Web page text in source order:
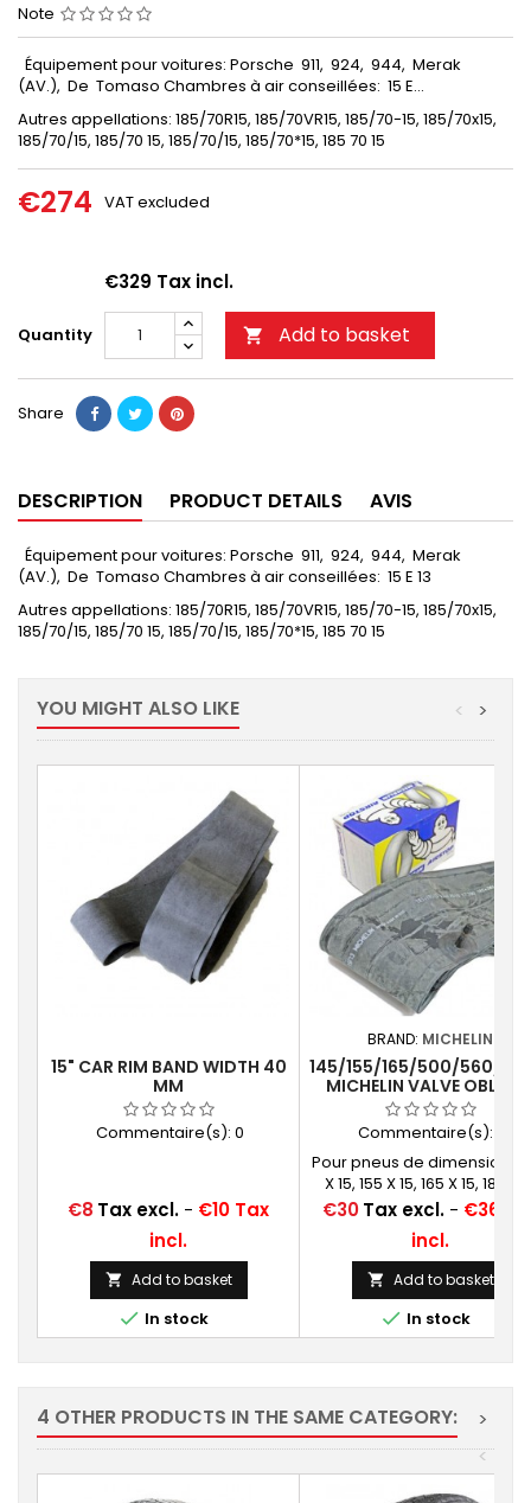
Note
Équipement pour voitures: Porsche 911, 924, 944, Merak
(AV.), De Tomaso Chambres à air conseillées: 15 E...
Autres appellations: 185/70R15, 185/70VR15, 185/70-15, 185/70x15,
185/70/15, 185/70 15, 185/70/15, 185/70*15, 185 70 15
€274 VAT excluded
€329 Tax incl.
Quantity  Add to basket
Share
DESCRIPTION PRODUCT DETAILS AVIS
Équipement pour voitures: Porsche 911, 924, 944, Merak
(AV.), De Tomaso Chambres à air conseillées: 15 E 13
Autres appellations: 185/70R15, 185/70VR15, 185/70-15, 185/70x15,
185/70/15, 185/70 15, 185/70/15, 185/70*15, 185 70 15
YOU MIGHT ALSO LIKE >
<
15" CAR RIM BAND WIDTH 40
MM
Commentaire(s): 0
Price
€8 Tax excl. - €10 Tax
incl.
 Add to basket
 In stock
BRAND: MICHELIN
145/155/165/500/560/
MICHELIN VALVE
CAOUTCHOUC (15E13)
Commentaire(s):
Pour pneus de dimensions:
X 15, 155 X 15, 165 X 15, 180X
185/70 X 15, 500 X 15, 560 X
Price
€30 Tax excl.- €36
incl.
 Add to basket
 In stock
4 OTHER PRODUCTS IN THE SAME CATEGORY:
>
<